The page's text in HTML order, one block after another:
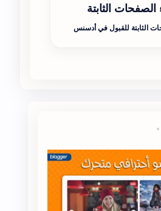
الصفحات الثابتة
الثابتة للقبول في أدسنس